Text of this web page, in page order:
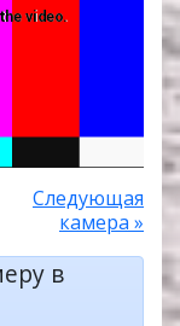
Следующая
камера »
в